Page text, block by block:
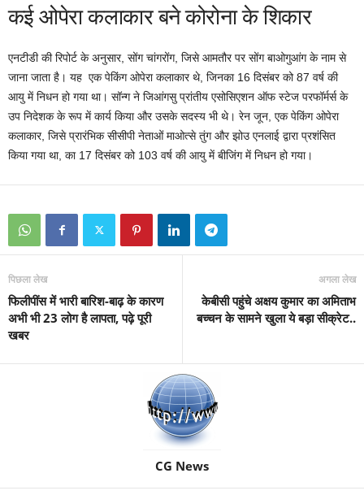
कई ओपेरा कलाकार बने कोरोना के शिकार
एनटीडी की रिपोर्ट के अनुसार, सोंग चांगरोंग, जिसे आमतौर पर सोंग बाओगुआंग के नाम से
जाना जाता है। यह एक पेकिंग ओपेरा कलाकार थे, जिनका 16 दिसंबर को 87 वर्ष की
आयु में निधन हो गया था। सॉन्ग ने जिआंगसु प्रांतीय एसोसिएशन ऑफ स्टेज परफॉर्मर्स के
उप निदेशक के रूप में कार्य किया और उसके सदस्य भी थे। रेन जून, एक पेकिंग ओपेरा
कलाकार, जिसे प्रारंभिक सीसीपी नेताओं माओत्से तुंग और झोउ एनलाई द्वारा प्रशंसित
किया गया था, का 17 दिसंबर को 103 वर्ष की आयु में बीजिंग में निधन हो गया।
पिछला लेख
फिलीपींस में भारी बारिश-बाढ़ के कारण
अभी भी 23 लोग है लापता, पढ़े पूरी
खबर
अगला लेख
केबीसी पहुंचे अक्षय कुमार का अमिताभ
बच्चन के सामने खुला ये बड़ा सीक्रेट..
CG News